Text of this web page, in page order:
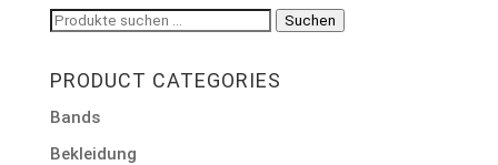
Suchen
Suchen
PRODUCT CATEGORIES
Bands
Bekleidung